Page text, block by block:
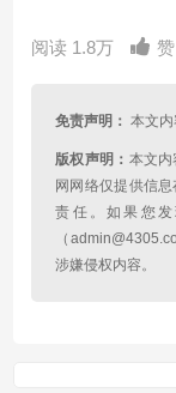
阅读 1.8万 赞
免责声明： 本文内
版权声明： 本文
网网络仅提供信
责任。如果您
（
涉嫌侵权内容。